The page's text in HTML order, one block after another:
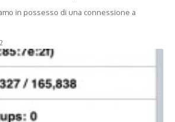
in possesso di una connessione a